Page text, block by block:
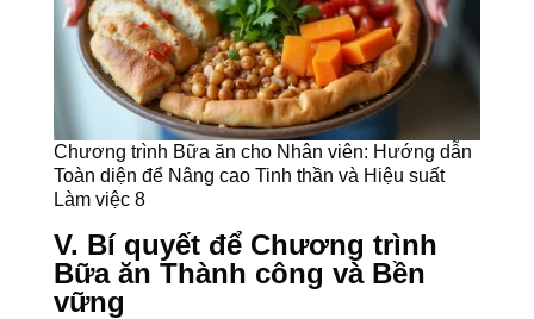
Chương trình Bữa ăn cho Nhân viên: Hướng dẫn
Toàn diện để Nâng cao Tinh thần và Hiệu suất
Làm việc 8
V. Bí quyết để Chương trình
Bữa ăn Thành công và Bền
vững